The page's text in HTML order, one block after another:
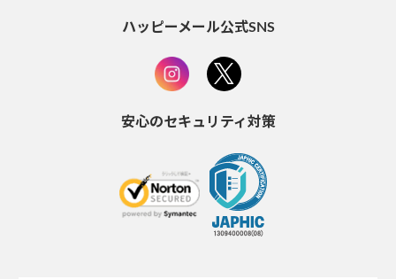
ハッピーメール公式SNS
安心のセキュリティ対策